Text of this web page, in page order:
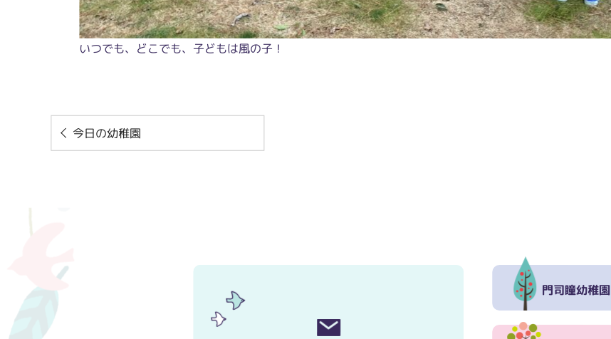
いつでも、どこでも、子どもは風の子！
今日の幼稚園
門司瞳幼稚園